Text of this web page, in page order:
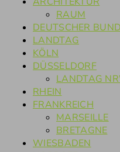
RAUM
DEUTSCHER
LANDTAG
KÖLN
DÜSSELDORF
LANDTAG
RHEIN
FRANKREICH
MARSEILLE
BRETAGNE
WIESBADEN